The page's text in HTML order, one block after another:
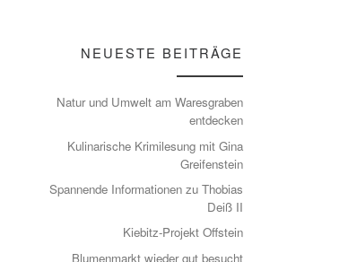
NEUESTE BEITRÄGE
Natur und Umwelt am Waresgraben
entdecken
Kulinarische Krimilesung mit Gina
Greifenstein
Spannende Informationen zu Thobias
Deiß II
Kiebitz-Projekt Offstein
Blumenmarkt wieder gut besucht